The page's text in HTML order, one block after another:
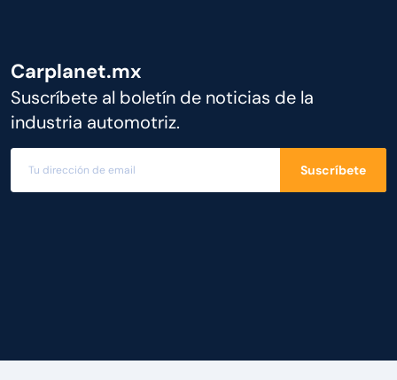
Carplanet.mx
Suscríbete al boletín de noticias de la
industria automotriz.
Suscríbete